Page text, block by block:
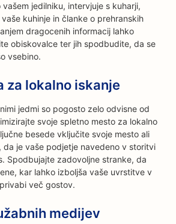
jedilniku, intervjuje s kuharji,
kuhinje in članke o prehranskih
dragocenih informacij lahko
obiskovalce ter jih spodbudite, da se
vsebino.
za lokalno iskanje
jedmi so pogosto zelo odvisne od
svoje spletno mesto za lokalno
besede vključite svoje mesto ali
da je vaše podjetje navedeno v storitvi
Spodbujajte zadovoljne stranke, da
kar lahko izboljša vaše uvrstitve v
več gostov.
medijev